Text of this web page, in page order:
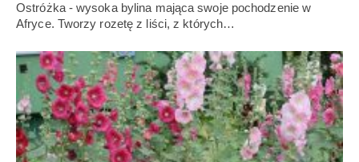
Ostróżka - wysoka bylina mająca swoje pochodzenie w
Afryce. Tworzy rozetę z liści, z których…